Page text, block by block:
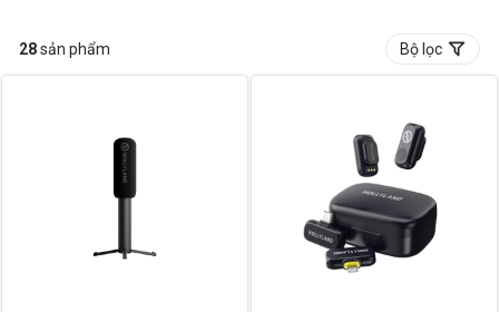
28sản phẩm Bộ lọc